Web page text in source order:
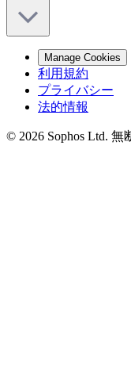
Manage Cookies
利用規約
プライバシー
法的情報
© 2026 Sophos Ltd. 無